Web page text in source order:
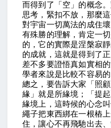
而得到了「空」的概念
思考，緊扣不放，那麼
對宇宙一切萬法的成住
有殊勝的理解，肯定一
的，它的實際是涅槃寂
的成就，這就是得到了
差不多要證悟真如實相
學者來說是比較不容易的
總之，要告訴大家「照
緣」就是所緣境；「提
緣境上，這時候的心念
繩子把東西綁在一根樁
住，讓心不再飛馳出去